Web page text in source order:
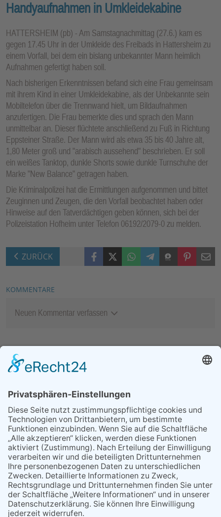
Handyaufnahmen in Umkleidekabine
HATTERSHEIM (pb) - Am Samstagnachmittag (27.6.) kam es
gegen 17.45 Uhr in der Umkleide des Freibads in Hattersheim zu
einem Vorfall, bei dem ein bislang unbekannter Mann heimlich
Aufnahmen gefertigt haben soll.
Nach bisherigen Erkenntnissen befand sich eine Frau gemeinsam
mit ihrem Kind in einer Umkleidekabine, als der Unbekannte sein
Mobiltelefon über die Trennwand hielt, um Bildaufnahmen
anzufertigen. Die Frau bemerkte dies und sprach den Mann
unmittelbar an. Dieser flüchtete anschließend zu Fuß in Richtung
Eppsteiner Straße. Der Mann wird als etwa 35 bis 40 Jahre alt,
1,80 Meter groß und "arabisch aussehend" beschrieben. Er soll
ein weißes Tanktop, dunkle Shorts sowie dunkle Turnschuhe der
Marke "New Balance" getragen haben.
Die Kriminalpolizei hat die Ermittlungen aufgenommen und bittet
Zeuginnen und Zeugen, die den Vorfall beobachtet haben oder
Hinweise auf den Tatverdächtigen geben können, sich bei der
Polizeistation Hofheim unter Telefon 06192/2079-0 zu melden.
ZURÜCK FacebookX (Twitter)WhatsAppTelegramThreemaPinterestMail
KOMMENTARE
Neuen Kommentar verfassen
29.05.2026
26.06.2026
Petrus meinte es gut mit dem
Lindenblütenfest
25.06.2026
Heimat Shoppen 2026:
Anmeldung für Unternehmen
ab sofort möglich
09.04.2026
Rückblick auf ein
erfolgreiches Jahr
30.04.2026
Teilrückstufungsantrag für
ASP-Gebiet in Hessen
erfolgreich